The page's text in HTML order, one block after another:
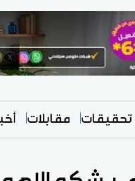
تحقيقات مقابلات